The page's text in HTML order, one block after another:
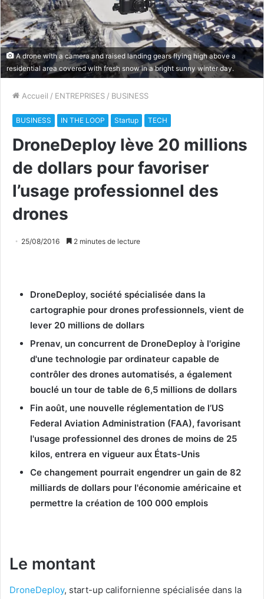
A drone with a camera and raised landing gears flying high above a
residential area covered with fresh snow in a bright sunny winter day.
Accueil / ENTREPRISES / BUSINESS
BUSINESS IN THE LOOP Startup TECH
DroneDeploy lève 20 millions
de dollars pour favoriser
l’usage professionnel des
drones
25/08/2016 2 minutes de lecture
DroneDeploy, société spécialisée dans la
cartographie pour drones professionnels, vient de
lever 20 millions de dollars
Prenav, un concurrent de DroneDeploy à l'origine
d'une technologie par ordinateur capable de
contrôler des drones automatisés, a également
bouclé un tour de table de 6,5 millions de dollars
Fin août, une nouvelle réglementation de l’US
Federal Aviation Administration (FAA), favorisant
l'usage professionnel des drones de moins de 25
kilos, entrera en vigueur aux États-Unis
Ce changement pourrait engendrer un gain de 82
milliards de dollars pour l'économie américaine et
permettre la création de 100 000 emplois
Le montant
DroneDeploy, start-up californienne spécialisée dans la